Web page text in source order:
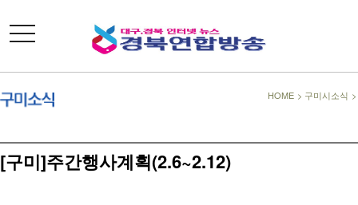
toggle
navigation
HOME > 구미시소식 >
[구미]주간행사계획(2.6~2.12)